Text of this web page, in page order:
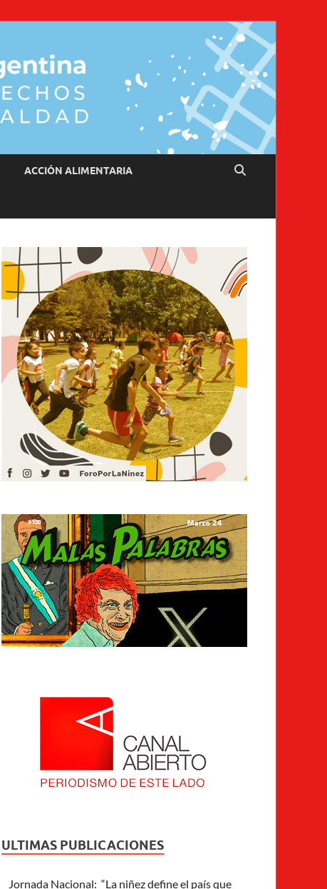
ACCIÓN ALIMENTARIA
ULTIMAS PUBLICACIONES
Jornada Nacional: “La niñez define el país que